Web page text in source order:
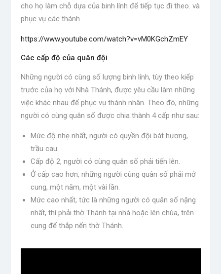
cho họ làm chỗ dựa của binh lính để tiếp tục đi theo. và
phục vụ các thánh.
https://www.youtube.com/watch?v=vM0KGchZmEY
Các cấp độ của quân đội
Những người có cùng số lượng binh lính, tùy theo kiếp
trước của họ với Nhà Thánh, được yêu cầu làm những
việc khác nhau để phục vụ thánh nhân. Theo đó, những
người có cùng quân số được chia thành 4 cấp như sau:
Mức độ nhẹ nhất, người có quyền đội bát hương,
trầu cau.
Cấp độ 2, người có cùng quân số phải tiến lên.
Ở cấp cao hơn, những người cùng quân số phải mở
cung, một năm, một vài lần.
Mức cao nhất, tức là những người có quân số nặng
nhất, thì phải thờ Thánh tại nhà hoặc lên chùa, trên
cung để thắp nến thờ Thánh.